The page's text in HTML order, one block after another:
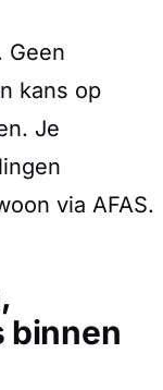
Geen
kans op
Je
via AFAS.
binnen